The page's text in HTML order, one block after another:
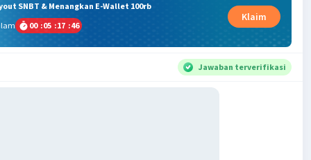
SNBT & Menangkan E-Wallet 100rb
00 :05 :17 :45
Klaim
Jawaban terverifikasi